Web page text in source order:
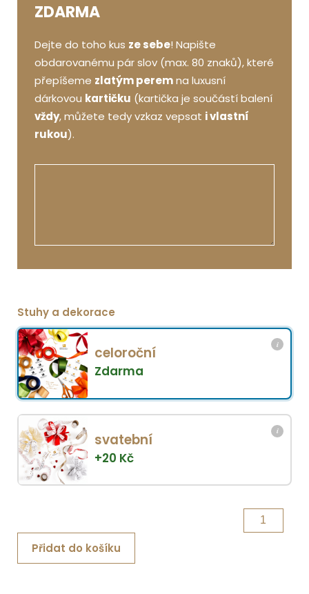
ZDARMA
Dejte do toho kus ze sebe! Napište
obdarovanému pár slov (max. 80 znaků), které
přepíšeme zlatým peremna luxusní
dárkovou kartičku (kartička je součástí balení
vždy, můžete tedy vzkaz vepsat i vlastní
rukou).
Stuhy a dekorace
celoroční
Zdarma
i
svatební
+20 Kč
i
Italské
prázdniny
Přidat do košíku